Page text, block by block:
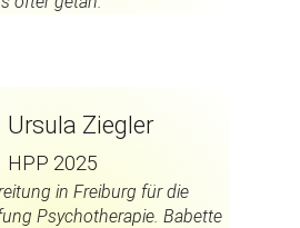
Ursula Ziegler
HPP 2025
in Freiburg für die
Psychotherapie. Babette